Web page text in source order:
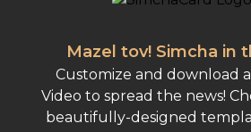
Mazel tov! Simcha in
Customize and download
Video to spread the news!
beautifully-designed